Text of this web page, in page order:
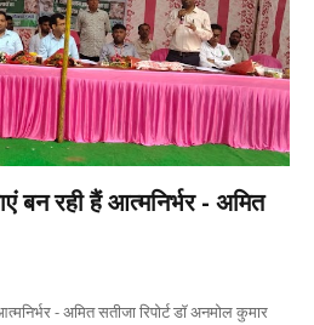
बन रही हैं आत्मनिर्भर - अमित
- अमित सतीजा रिपोर्ट डॉ अनमोल कुमार